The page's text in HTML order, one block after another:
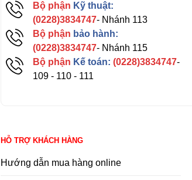
Bộ phận Kỹ thuật:
(0228)3834747- Nhánh 113
Bộ phận bảo hành:
(0228)3834747- Nhánh 115
Bộ phận Kế toán: (0228)3834747-
109 - 110 - 111
HỖ TRỢ KHÁCH HÀNG
Hướng dẫn mua hàng online